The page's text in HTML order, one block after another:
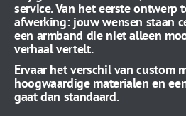
service. Van het eerste ontwerp
afwerking: jouw wensen staan
een armband die niet alleen
verhaal vertelt.
Ervaar het verschil van custom
hoogwaardige materialen en
gaat dan standaard.